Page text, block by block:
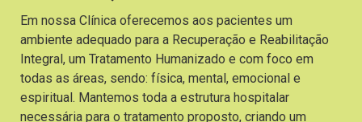
Em nossa Clínica oferecemos aos pacientes um
ambiente adequado para a Recuperação e Reabilitação
Integral, um Tratamento Humanizado e com foco em
todas as áreas, sendo: física, mental, emocional e
espiritual. Mantemos toda a estrutura hospitalar
necessária para o tratamento proposto, criando um